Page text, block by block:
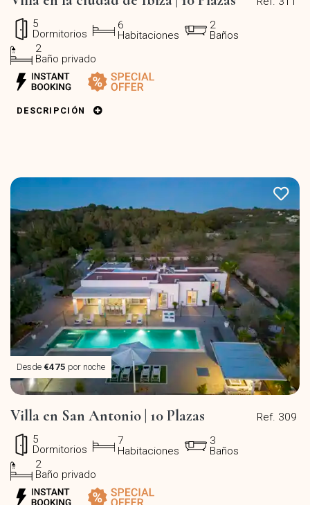
5
Dormitorios
6
Habitaciones
2
Baños
2
Baño privado
DESCRIPCIÓN
Desde €475 por noche
Ref. 309
Villa en San Antonio | 10 Plazas
5
Dormitorios
7
Habitaciones
3
Baños
2
Baño privado